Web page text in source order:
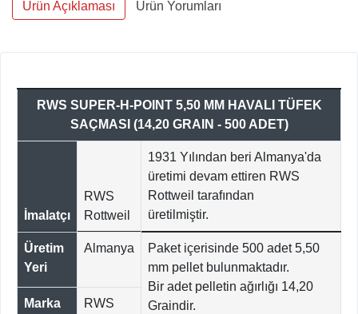
Ürün Açıklaması Ürün Yorumları
RWS SUPER-H-POINT 5,50 MM HAVALI TÜFEK
SAÇMASI (14,20 GRAIN - 500 ADET)
İmalatçı
RWS
Rottweil
1931 Yılından beri Almanya'da
üretimi devam ettiren RWS
Rottweil tarafından
üretilmiştir.
Üretim
Yeri
Almanya
Paket içerisinde 500 adet 5,50
mm pellet bulunmaktadır.
Bir adet pelletin ağırlığı 14,20
Graindir.
Marka RWS